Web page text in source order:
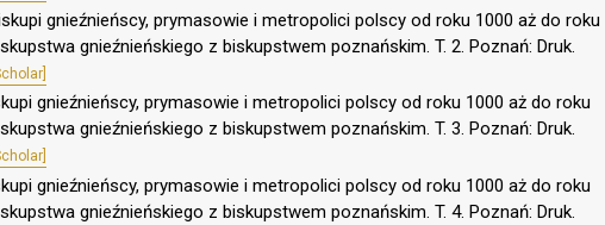
gnieźnieńscy, prymasowie i metropolici polscy od roku 1000 aż do roku
gnieźnieńskiego z biskupstwem poznańskim. T. 2. Poznań: Druk.
gnieźnieńscy, prymasowie i metropolici polscy od roku 1000 aż do roku
gnieźnieńskiego z biskupstwem poznańskim. T. 3. Poznań: Druk.
gnieźnieńscy, prymasowie i metropolici polscy od roku 1000 aż do roku
gnieźnieńskiego z biskupstwem poznańskim. T. 4. Poznań: Druk.